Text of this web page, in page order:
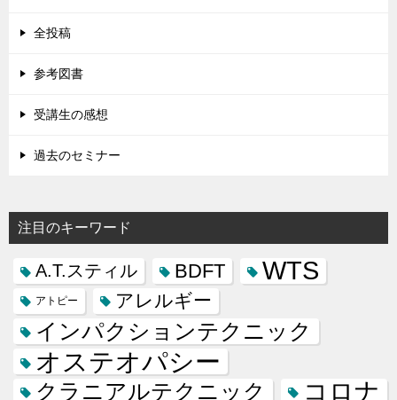
全投稿
参考図書
受講生の感想
過去のセミナー
注目のキーワード
A.T.スティル BDFT WTS
アトピー アレルギー
インパクションテクニック
オステオパシー
クラニアルテクニック コロナ